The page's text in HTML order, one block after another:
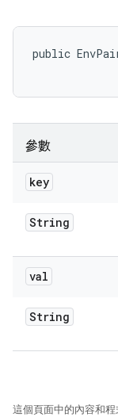
public
參數
key
String
val
String
這個頁面中的內容和